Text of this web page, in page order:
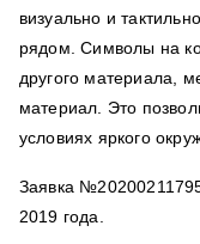
визуально и
рядом. Символы на
другого материала,
материал. Это
условиях яркого
Заявка
2019 года.